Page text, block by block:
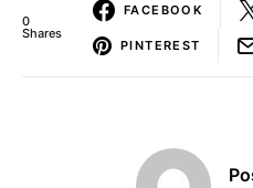
0
Shares
FACEBOOK
PINTEREST